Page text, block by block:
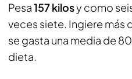
Pesa157 kilosy como
veces siete. Ingiere más
se gasta una media de
dieta.